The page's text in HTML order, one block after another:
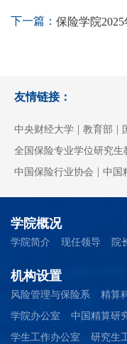
下一篇： 保险学院
友情链接：
中央财经大学 | 教育部 |
全国保险专业学位研究生
中国保险行业协会 | 中国
学院概况
学院简介 现任领导 院
机构设置
风险管理与保险系 精算
学院办公室
中国精算研
学生工作办公室
研究生